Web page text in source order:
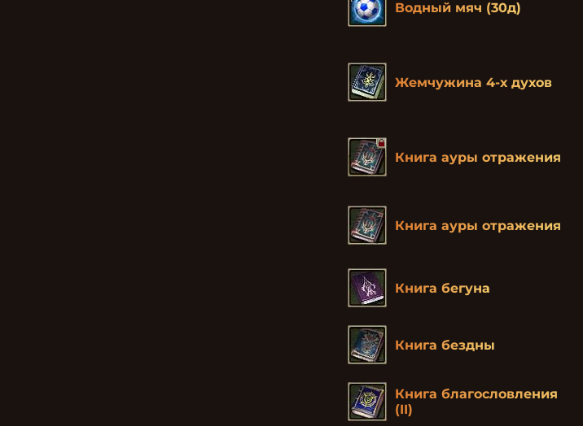
Водный мяч (30д)
Жемчужина 4-х духов
Книга ауры отражения
Книга ауры отражения
Книга бегуна
Книга бездны
Книга благословления
(II)